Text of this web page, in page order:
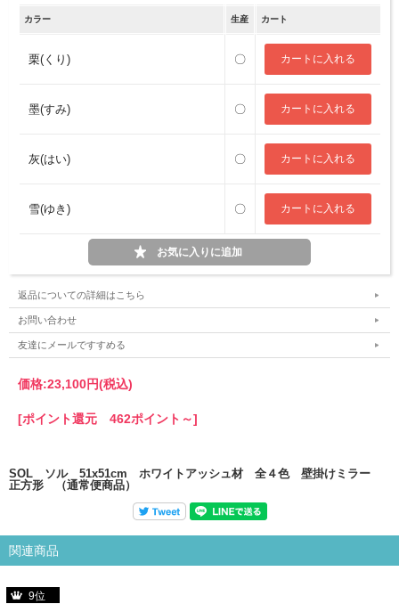
カラー 生産 カート
栗(くり) 〇
墨(すみ) 〇
灰(はい) 〇
雪(ゆき) 〇
返品についての詳細はこちら
お問い合わせ
友達にメールですすめる
価格:23,100円(税込)
[ポイント還元 462ポイント～]
SOL ソル 51x51cm ホワイトアッシュ材 全４色 壁掛けミラー
正方形 （通常便商品）
関連商品
9位